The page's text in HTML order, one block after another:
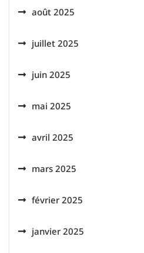
août 2025
juillet 2025
juin 2025
mai 2025
avril 2025
mars 2025
février 2025
janvier 2025